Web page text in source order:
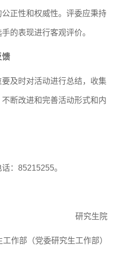
正性和权威性。评委应秉持
的表现进行客观评价。
馈
要及时对活动进行总结，收集
断改进和完善活动形式和内
： 85215255。
研究生院
工作部（党委研究生工作部）